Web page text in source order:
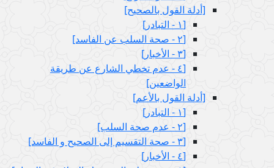
[أدلة القول بالصحيح‏]
[١ - التبادر]
[٢ - صحة السلب عن الفاسد]
[٣ - الأخبار]
[٤ - عدم تخطي الشارع عن طريقة
الواضعين‏]
[أدلة القول بالأعم‏]
[١ - التبادر]
[٢ - عدم صحة السلب‏]
[٣ - صحة التقسيم إلى الصحيح و الفاسد]
[٤ - الأخبار]